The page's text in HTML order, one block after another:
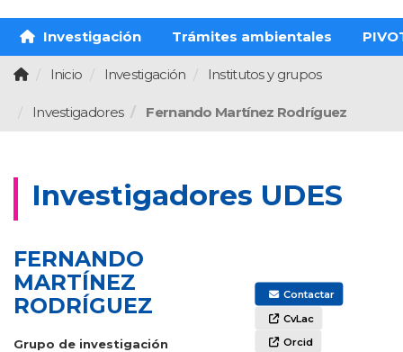
Investigación Trámites ambientales
Inicio Investigación Institutos y grupos
Investigadores Fernando Martínez Rodríguez
Investigadores UDES
FERNANDO
MARTÍNEZ
RODRÍGUEZ
Grupo de investigación
Contactar
CvLac
Orcid